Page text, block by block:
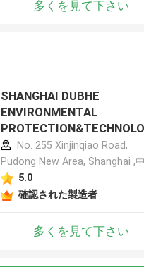
多くを見て下さい
SHANGHAI DUBHE
ENVIRONMENTAL
Y CO.,LTD メーカープロフ
ール
No. 255 Xinjinqiao Road,
Pudong New Area, Shanghai ,
5.0
確認された製造者
多くを見て下さい